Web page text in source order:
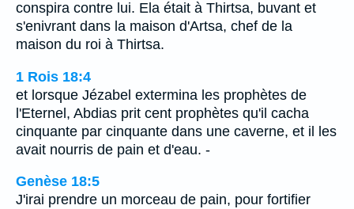
conspira contre lui. Ela était à Thirtsa, buvant et
s'enivrant dans la maison d'Artsa, chef de la
maison du roi à Thirtsa.
1 Rois 18:4
et lorsque Jézabel extermina les prophètes de
l'Eternel, Abdias prit cent prophètes qu'il cacha
cinquante par cinquante dans une caverne, et il les
avait nourris de pain et d'eau. -
Genèse 18:5
J'irai prendre un morceau de pain, pour fortifier